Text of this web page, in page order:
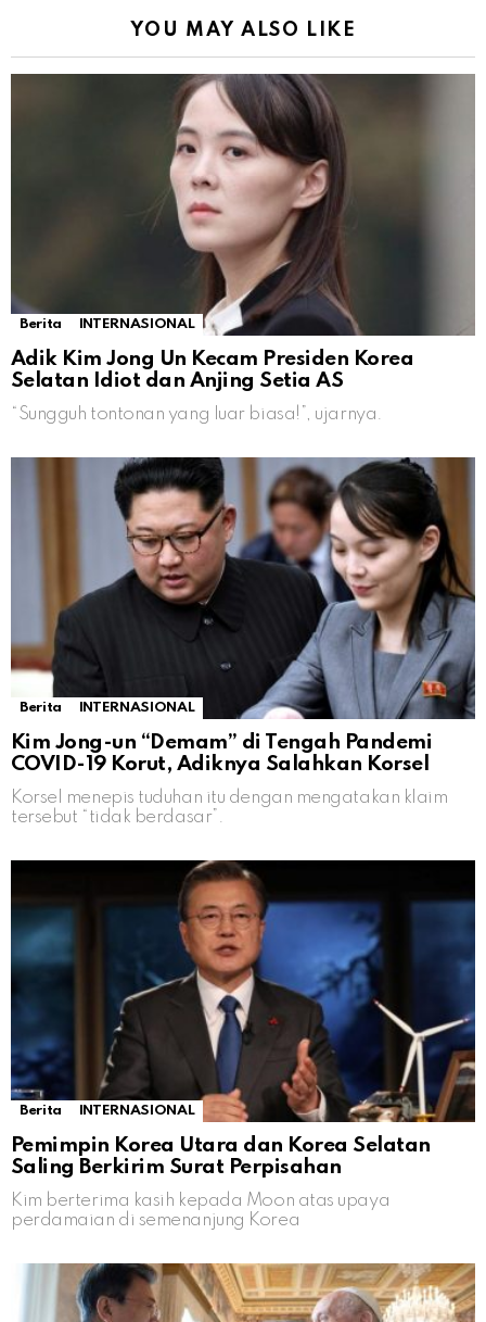
YOU MAY ALSO LIKE
Berita INTERNASIONAL
Adik Kim Jong Un Kecam Presiden Korea
Selatan Idiot dan Anjing Setia AS
“Sungguh tontonan yang luar biasa!”, ujarnya.
Berita INTERNASIONAL
Kim Jong-un “Demam” di Tengah Pandemi
COVID-19 Korut, Adiknya Salahkan Korsel
Korsel menepis tuduhan itu dengan mengatakan klaim
tersebut “tidak berdasar”.
Berita INTERNASIONAL
Pemimpin Korea Utara dan Korea Selatan
Saling Berkirim Surat Perpisahan
Kim berterima kasih kepada Moon atas upaya
perdamaian di semenanjung Korea